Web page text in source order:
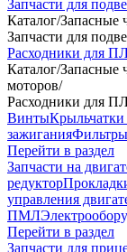
Запчасти для
Каталог/Запасные
Запчасти для
Расходники для
Каталог/Запасные
моторов/
Расходники для
Винты
зажигания
Перейти в раздел
Запчасти на
редуктор
управления
ПМЛ
Перейти в раздел
Запчасти для